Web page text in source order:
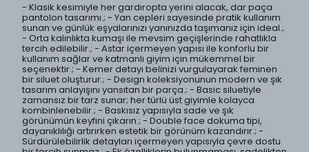
- Klasik kesimiyle her gardıropta yerini alacak, dar paça
pantolon tasarımı.; - Yan cepleri sayesinde pratik kullanım
sunan ve günlük eşyalarınızı yanınızda taşımanız için ideal.;
- Orta kalınlıkta kumaşı ile mevsim geçişlerinde rahatlıkla
tercih edilebilir.; - Astar içermeyen yapısı ile konforlu bir
kullanım sağlar ve katmanlı giyim için mükemmel bir
seçenektir.; - Kemer detayı belinizi vurgulayarak feminen
bir siluet oluşturur.; - Design koleksiyonunun modern ve şık
tasarım anlayışını yansıtan bir parça.; - Basic siluetiyle
zamansız bir tarz sunar; her türlü üst giyimle kolayca
kombinlenebilir.; - Baskısız yapısıyla sade ve şık
görünümün keyfini çıkarın.; - Double face dokuma tipi,
dayanıklılığı artırırken estetik bir görünüm kazandırır.; -
Sürdürülebilirlik detayları içermeyen yapısıyla çevre dostu